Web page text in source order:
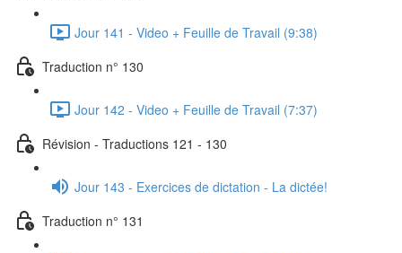
Jour 141 - Video + Feuille de Travail (9:38)
Traduction n° 130
Jour 142 - Video + Feuille de Travail (7:37)
Révision - Traductions 121 - 130
Jour 143 - Exercices de dictation - La dictée!
Traduction n° 131